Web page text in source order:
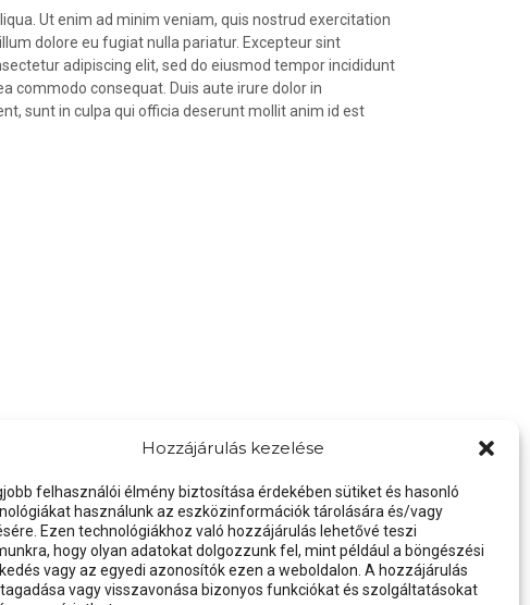
Hozzájárulás kezelése
felhasználói élmény biztosítása érdekében sütiket és hasonló
használunk az eszközinformációk tárolására és/vagy
Ezen technológiákhoz való hozzájárulás lehetővé teszi
hogy olyan adatokat dolgozzunk fel, mint például a böngészési
vagy az egyedi azonosítók ezen a weboldalon. A hozzájárulás
vagy visszavonása bizonyos funkciókat és szolgáltatásokat
Ut enim ad minim veniam, quis nostrud exercitation
dolore eu fugiat nulla pariatur. Excepteur sint
adipiscing elit, sed do eiusmod tempor incididunt
commodo consequat. Duis aute irure dolor in
sunt in culpa qui officia deserunt mollit anim id est